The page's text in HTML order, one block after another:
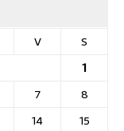
V
S
1
7
8
14
15